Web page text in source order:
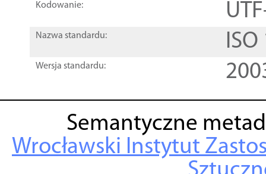
Kodowanie:
Nazwa standardu:
Wersja standardu:
Semantyczne
Wrocławski Instytut